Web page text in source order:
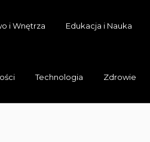
i Wnętrza Edukacja i Nauka
Technologia Zdrowie